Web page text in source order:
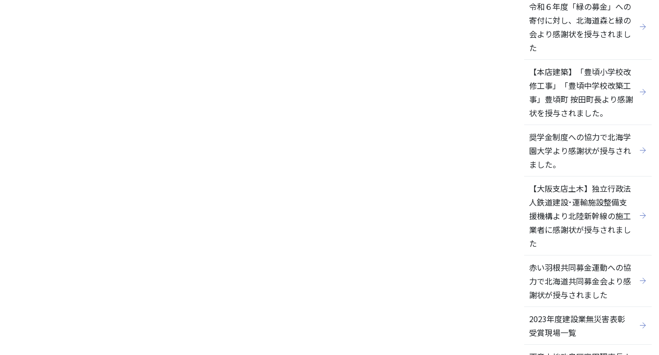
令和６年度「緑の募金」への
寄付に対し、北海道森と緑の
会より感謝状を授与されまし
た
【本店建築】「豊頃小学校改
修工事」「豊頃中学校改築工
事」豊頃町 按田町長より感謝
状を授与されました。
奨学金制度への協力で北海学
園大学より感謝状が授与され
ました。
【大阪支店土木】独立行政法
人鉄道建設･運輸施設整備支
援機構より北陸新幹線の施工
業者に感謝状が授与されまし
た
赤い羽根共同募金運動への協
力で北海道共同募金会より感
謝状が授与されました
2023年度建設業無災害表彰
受賞現場一覧